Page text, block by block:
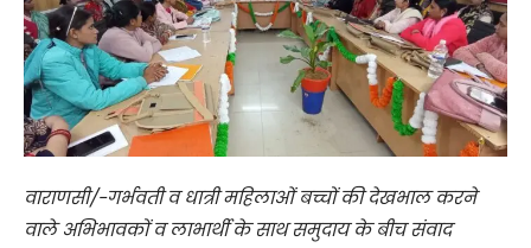
वाराणसी/-गर्भवती व धात्री महिलाओं बच्चों की देखभाल करने
वाले अभिभावकों व लाभार्थी के साथ समुदाय के बीच संवाद